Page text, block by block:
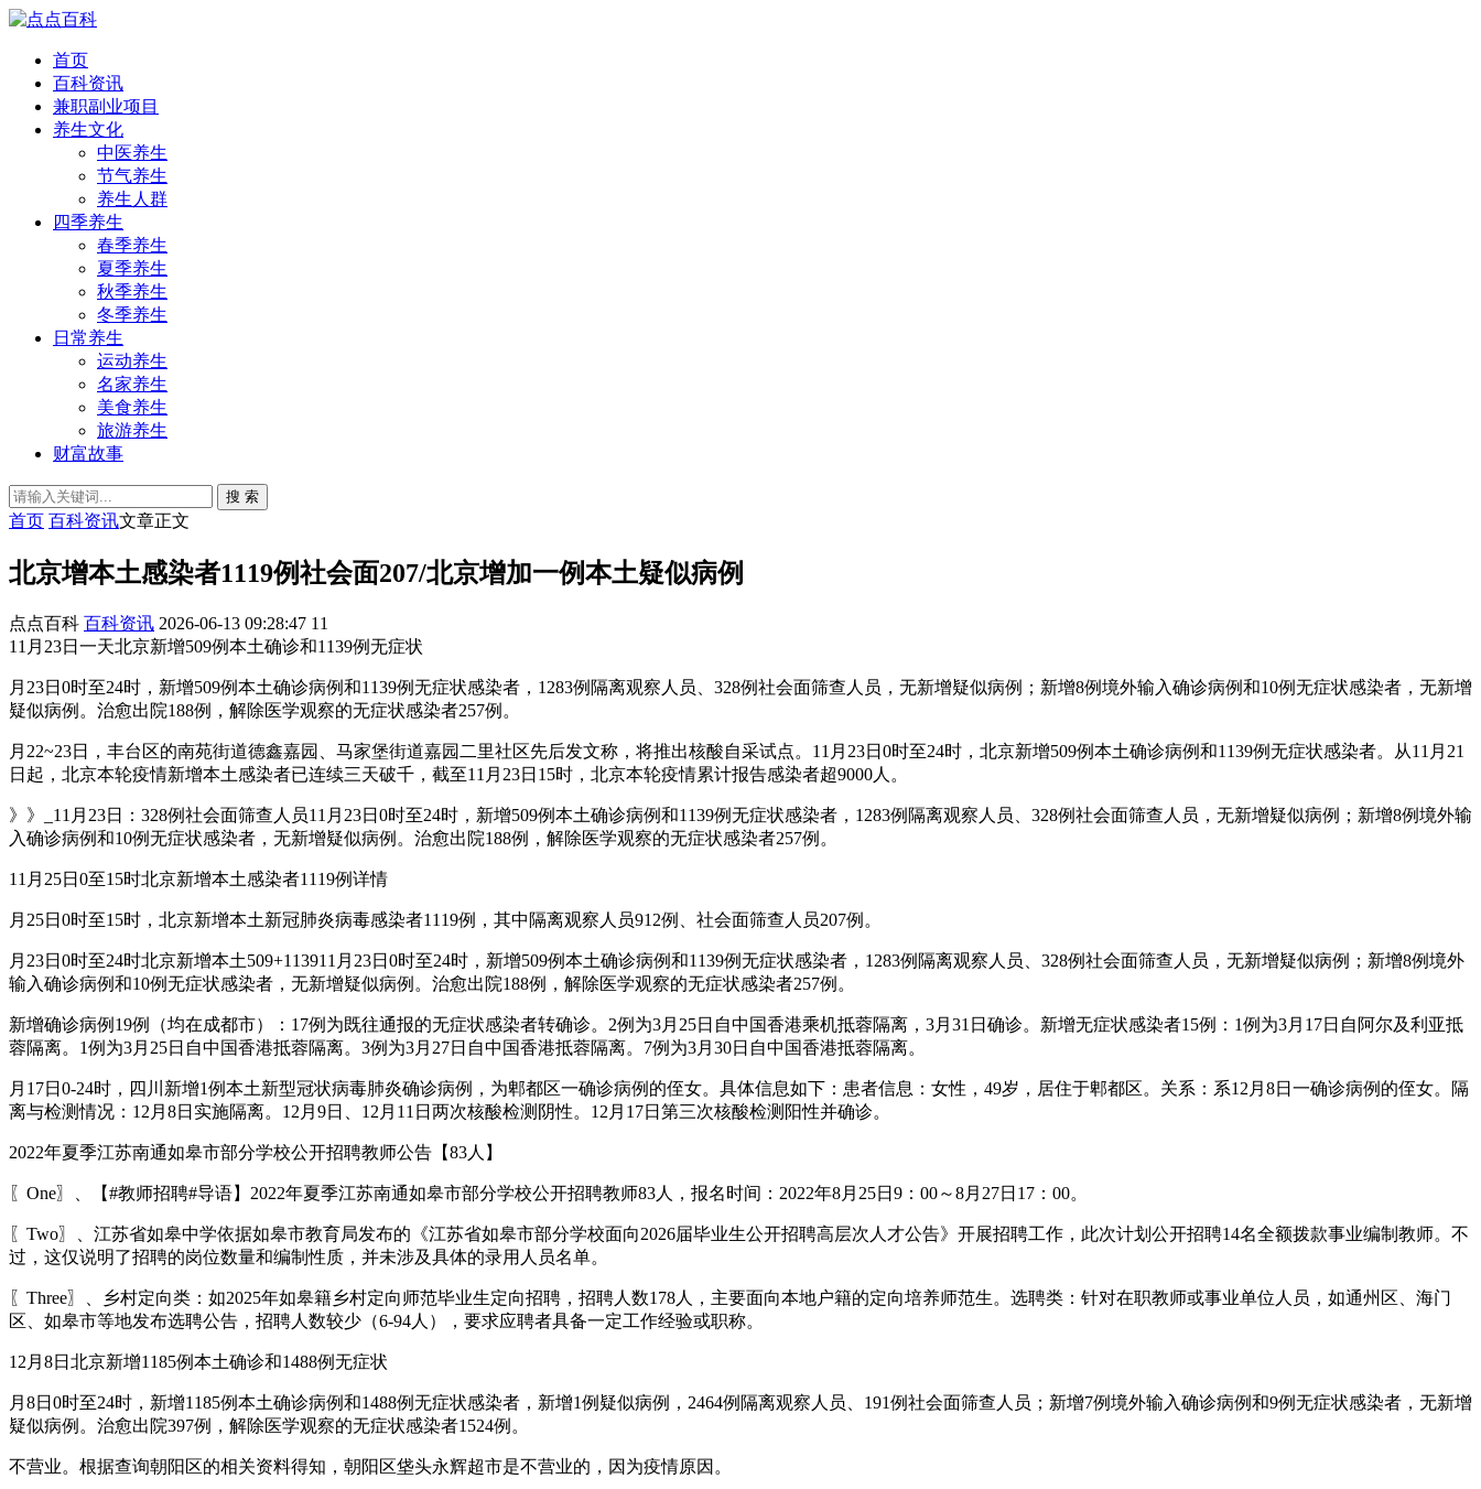
首页
百科资讯
兼职副业项目
养生文化
中医养生
节气养生
养生人群
四季养生
春季养生
夏季养生
秋季养生
冬季养生
日常养生
运动养生
名家养生
美食养生
旅游养生
财富故事
搜 索
首页 百科资讯文章正文
北京增本土感染者1119例社会面207/北京增加一例本土疑似病例
点点百科 百科资讯 2026-06-13 09:28:47 11
11月23日一天北京新增509例本土确诊和1139例无症状
月23日0时至24时，新增509例本土确诊病例和1139例无症状感染者，1283例隔离观察人员、328例社会面筛查人员，无新增疑似病例；新增8例境外输入确诊病例和10例无症状感染者，无新增
疑似病例。治愈出院188例，解除医学观察的无症状感染者257例。
月22~23日，丰台区的南苑街道德鑫嘉园、马家堡街道嘉园二里社区先后发文称，将推出核酸自采试点。11月23日0时至24时，北京新增509例本土确诊病例和1139例无症状感染者。从11月21
日起，北京本轮疫情新增本土感染者已连续三天破千，截至11月23日15时，北京本轮疫情累计报告感染者超9000人。
》》_11月23日：328例社会面筛查人员11月23日0时至24时，新增509例本土确诊病例和1139例无症状感染者，1283例隔离观察人员、328例社会面筛查人员，无新增疑似病例；新增8例境外输
入确诊病例和10例无症状感染者，无新增疑似病例。治愈出院188例，解除医学观察的无症状感染者257例。
11月25日0至15时北京新增本土感染者1119例详情
月25日0时至15时，北京新增本土新冠肺炎病毒感染者1119例，其中隔离观察人员912例、社会面筛查人员207例。
月23日0时至24时北京新增本土509+113911月23日0时至24时，新增509例本土确诊病例和1139例无症状感染者，1283例隔离观察人员、328例社会面筛查人员，无新增疑似病例；新增8例境外
输入确诊病例和10例无症状感染者，无新增疑似病例。治愈出院188例，解除医学观察的无症状感染者257例。
新增确诊病例19例（均在成都市）：17例为既往通报的无症状感染者转确诊。2例为3月25日自中国香港乘机抵蓉隔离，3月31日确诊。新增无症状感染者15例：1例为3月17日自阿尔及利亚抵
蓉隔离。1例为3月25日自中国香港抵蓉隔离。3例为3月27日自中国香港抵蓉隔离。7例为3月30日自中国香港抵蓉隔离。
月17日0-24时，四川新增1例本土新型冠状病毒肺炎确诊病例，为郫都区一确诊病例的侄女。具体信息如下：患者信息：女性，49岁，居住于郫都区。关系：系12月8日一确诊病例的侄女。隔
离与检测情况：12月8日实施隔离。12月9日、12月11日两次核酸检测阴性。12月17日第三次核酸检测阳性并确诊。
2022年夏季江苏南通如皋市部分学校公开招聘教师公告【83人】
〖One〗、【#教师招聘#导语】2022年夏季江苏南通如皋市部分学校公开招聘教师83人，报名时间：2022年8月25日9：00～8月27日17：00。
〖Two〗、江苏省如皋中学依据如皋市教育局发布的《江苏省如皋市部分学校面向2026届毕业生公开招聘高层次人才公告》开展招聘工作，此次计划公开招聘14名全额拨款事业编制教师。不
过，这仅说明了招聘的岗位数量和编制性质，并未涉及具体的录用人员名单。
〖Three〗、乡村定向类：如2025年如皋籍乡村定向师范毕业生定向招聘，招聘人数178人，主要面向本地户籍的定向培养师范生。选聘类：针对在职教师或事业单位人员，如通州区、海门
区、如皋市等地发布选聘公告，招聘人数较少（6-94人），要求应聘者具备一定工作经验或职称。
12月8日北京新增1185例本土确诊和1488例无症状
月8日0时至24时，新增1185例本土确诊病例和1488例无症状感染者，新增1例疑似病例，2464例隔离观察人员、191例社会面筛查人员；新增7例境外输入确诊病例和9例无症状感染者，无新增
疑似病例。治愈出院397例，解除医学观察的无症状感染者1524例。
不营业。根据查询朝阳区的相关资料得知，朝阳区垡头永辉超市是不营业的，因为疫情原因。